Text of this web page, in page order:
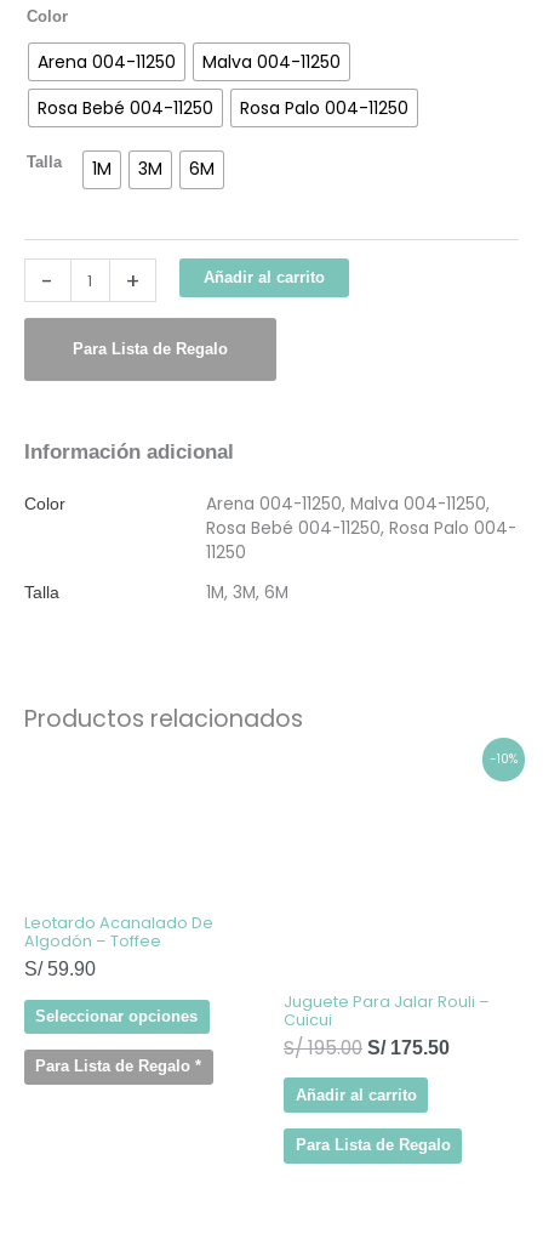
Color
Arena 004-11250
Malva 004-11250
Rosa Bebé 004-11250
Rosa Palo 004-11250
Talla 1M 3M 6M
- + Añadir al carrito
Para Lista de Regalo
Información adicional
Color
Arena 004-11250, Malva 004-11250,
Rosa Bebé 004-11250, Rosa Palo 004-
11250
Talla 1M, 3M, 6M
Productos relacionados
Leotardo Acanalado De
Algodón – Toffee
S/59.90
Seleccionar opciones
elegir
en
producto
Para Lista de Regalo *
-10%
Juguete Para Jalar Rouli –
Cuicui
S/195.00 S/175.50
precio
Añadir al carrito
Para Lista de Regalo